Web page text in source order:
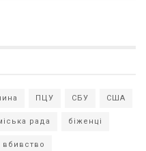
ПЦУ СБУ США
рада біженці
вбивство